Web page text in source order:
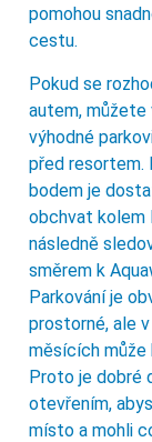
pomohou
cestu.
Pokud se
autem, můžete
výhodné
před resortem.
bodem je
obchvat kolem
následně
směrem k
Parkování je
prostorné, ale
měsících může
Proto je dobré
otevřením,
místo a mohli